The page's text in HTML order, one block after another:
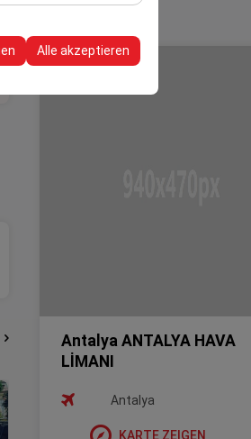
Konfigurationen
Alle akzeptieren
Antalya ANTALYA HAVA
LİMANI
Antalya
KARTE ZEIGEN